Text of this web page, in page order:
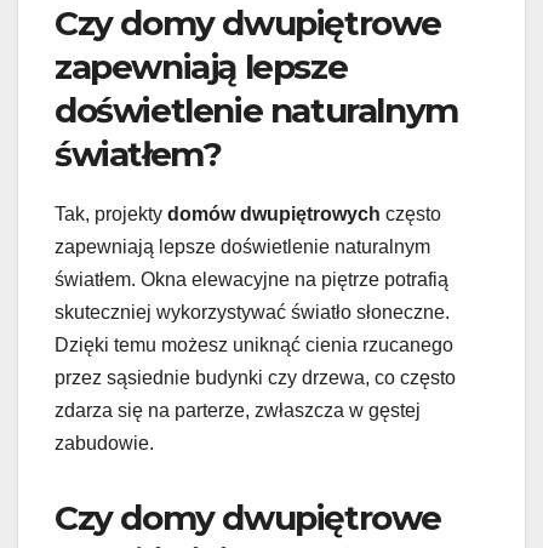
Czy domy dwupiętrowe
zapewniają lepsze
doświetlenie naturalnym
światłem?
Tak, projekty domów dwupiętrowych często
zapewniają lepsze doświetlenie naturalnym
światłem. Okna elewacyjne na piętrze potrafią
skuteczniej wykorzystywać światło słoneczne.
Dzięki temu możesz uniknąć cienia rzucanego
przez sąsiednie budynki czy drzewa, co często
zdarza się na parterze, zwłaszcza w gęstej
zabudowie.
Czy domy dwupiętrowe